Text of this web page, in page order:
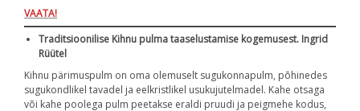
VAATA!
Traditsioonilise Kihnu pulma taaselustamise kogemusest. Ingrid
Rüütel
Kihnu pärimuspulm on oma olemuselt sugukonnapulm, põhinedes
sugukondlikel tavadel ja eelkristlikel usukujutelmadel. Kahe otsaga
või kahe poolega pulm peetakse eraldi pruudi ja peigmehe kodus,